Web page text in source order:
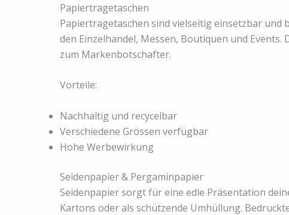
Papiertragetaschen
Papiertragetaschen sind vielseitig einsetzbar und
den Einzelhandel, Messen, Boutiquen und
zum Markenbotschafter.
Vorteile:
Nachhaltig und recycelbar
Verschiedene Grössen verfügbar
Hohe Werbewirkung
Seidenpapier & Pergaminpapier
Seidenpapier sorgt für eine edle Präsentation
Kartons oder als schützende Umhüllung.